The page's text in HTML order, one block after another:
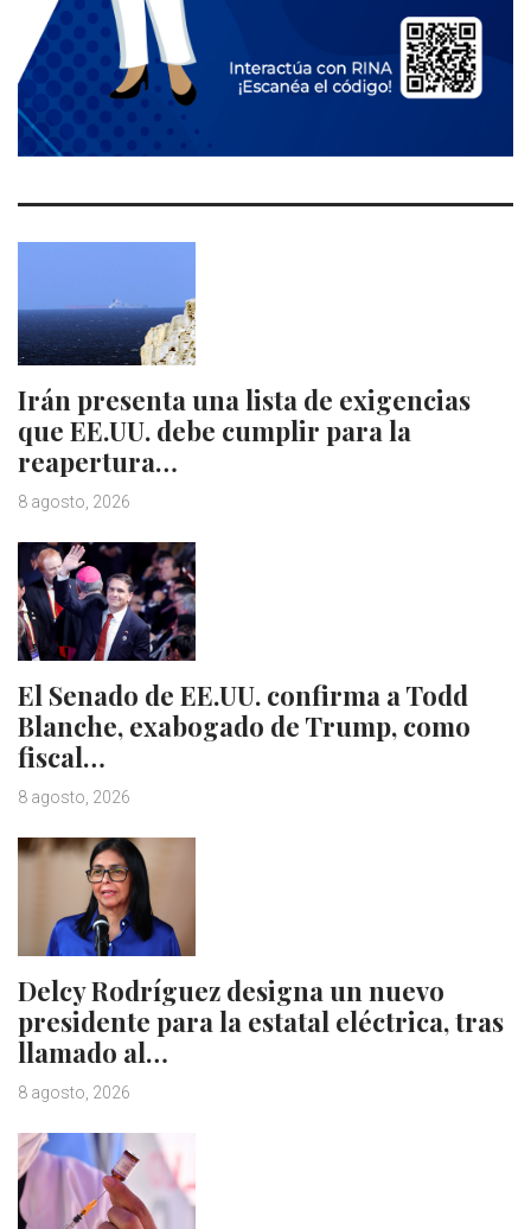
Irán presenta una lista de exigencias
que EE.UU. debe cumplir para la
reapertura…
8 agosto, 2026
El Senado de EE.UU. confirma a Todd
Blanche, exabogado de Trump, como
fiscal…
8 agosto, 2026
Delcy Rodríguez designa un nuevo
presidente para la estatal eléctrica, tras
llamado al…
8 agosto, 2026